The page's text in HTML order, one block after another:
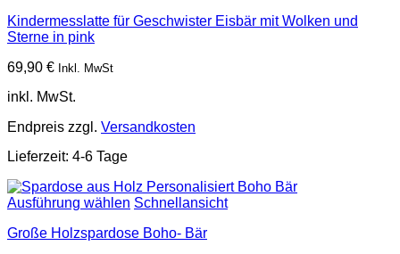
Kindermesslatte für Geschwister Eisbär mit Wolken und
Sterne in pink
69,90 € Inkl. MwSt
inkl. MwSt.
Endpreis zzgl. Versandkosten
Lieferzeit: 4-6 Tage
Ausführung wählen Schnellansicht
Große Holzspardose Boho- Bär